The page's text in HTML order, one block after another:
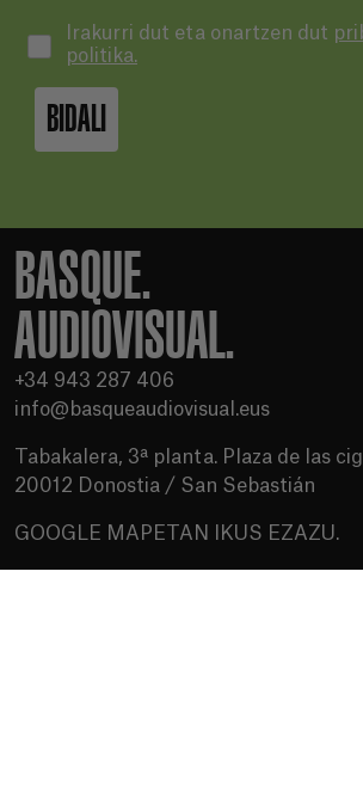
Irakurri dut eta onartzen dut
politika.
BIDALI
BASQUE.
AUDIOVISUAL.
+34 943 287 406
info@basqueaudiovisual.eus
Tabakalera, 3ª planta. Plaza de las
20012 Donostia / San Sebastián
GOOGLE MAPETAN IKUS EZAZU.